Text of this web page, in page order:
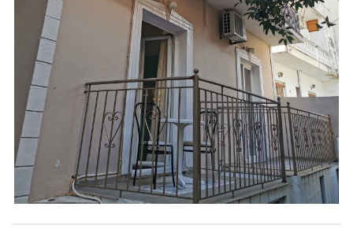
Previous Next